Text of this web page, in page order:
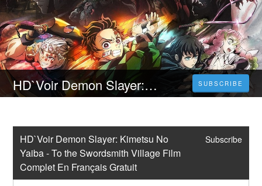
HD`Voir Demon Slayer: Kimetsu No Yaiba - To the Swordsmith Village Film Complet En Français Gratuit SUBSCRIBE
HD`Voir Demon Slayer: Kimetsu No
Yaiba - To the Swordsmith Village Film
Complet En Français Gratuit
Subscribe